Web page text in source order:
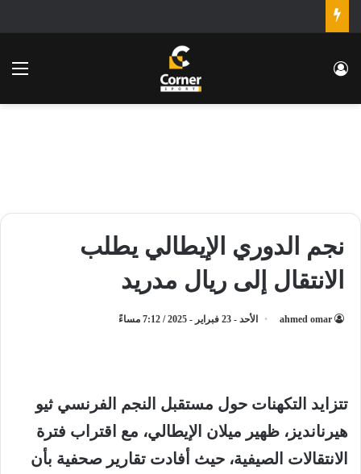
تسجيل الدخول
نجم الدوري الإيطالي يطلب
الانتقال إلى ريال مدريد
ahmed omar الأحد - 23 فبراير - 2025 / 7:12 مساءً
تتزايد التكهنات حول مستقبل النجم الفرنسي ثيو
هيرنانديز، ظهير ميلان الإيطالي، مع اقتراب فترة
الانتقالات الصيفية، حيث أفادت تقارير صحفية بأن